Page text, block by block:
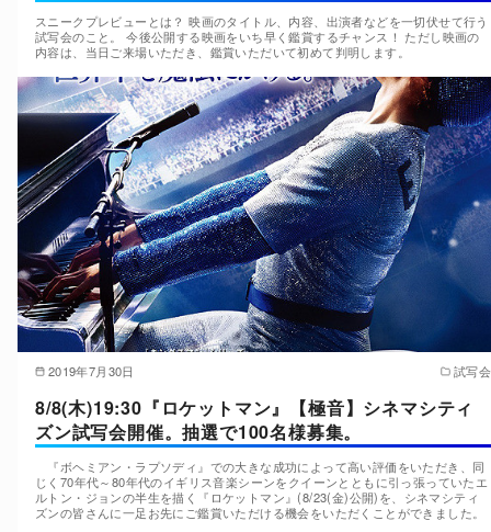
スニークプレビューとは？ 映画のタイトル、内容、出演者などを一切伏せて行う
試写会のこと。 今後公開する映画をいち早く鑑賞するチャンス！ ただし映画の
内容は、当日ご来場いただき、鑑賞いただいて初めて判明します。
2019年7月30日 試写会
8/8(木)19:30『ロケットマン』【極音】シネマシティ
ズン試写会開催。抽選で100名様募集。
『ボヘミアン・ラプソディ』での大きな成功によって高い評価をいただき、同
じく70年代～80年代のイギリス音楽シーンをクイーンとともに引っ張っていたエ
ルトン・ジョンの半生を描く『ロケットマン』(8/23(金)公開)を、シネマシティ
ズンの皆さんに一足お先にご鑑賞いただける機会をいただくことができました。